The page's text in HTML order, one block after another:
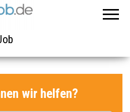
wir helfen?